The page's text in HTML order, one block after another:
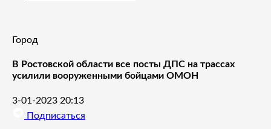
Город
В Ростовской области все посты ДПС на трассах
усилили вооруженными бойцами ОМОН
3-01-2023 20:13
Подписаться